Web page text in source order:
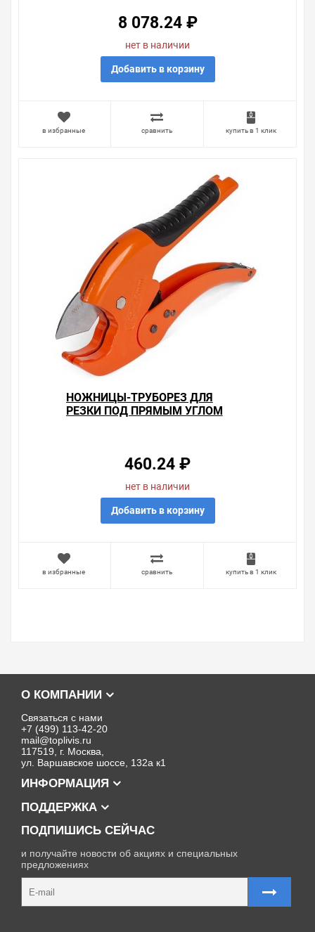
8 078.24 ₽
нет в наличии
Добавить в корзину
в избранные сравнить купить в 1 клик
НОЖНИЦЫ-ТРУБОРЕЗ ДЛЯ
РЕЗКИ ПОД ПРЯМЫМ УГЛОМ
460.24 ₽
нет в наличии
Добавить в корзину
в избранные сравнить купить в 1 клик
О КОМПАНИИ
Связаться с нами
+7 (499) 113-42-20
mail@toplivis.ru
117519, г. Москва,
ул. Варшавское шоссе, 132а к1
ИНФОРМАЦИЯ
ПОДДЕРЖКА
ПОДПИШИСЬ СЕЙЧАС
и получайте новости об акциях и специальных
предложениях